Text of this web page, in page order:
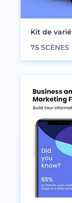
Kit de
75 SCÈNES